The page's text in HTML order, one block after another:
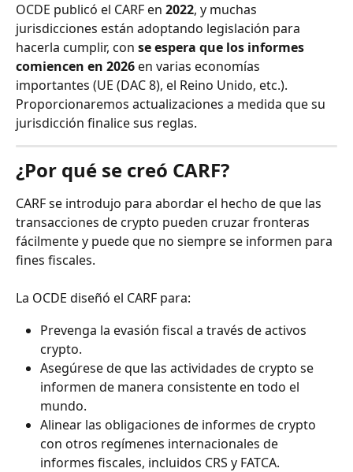
OCDE publicó el CARF en 2022, y muchas
jurisdicciones están adoptando legislación para
hacerla cumplir, con se espera que los informes
comiencen en 2026 en varias economías
importantes (UE (DAC 8), el Reino Unido, etc.).
Proporcionaremos actualizaciones a medida que su
jurisdicción finalice sus reglas.
¿Por qué se creó CARF?
CARF se introdujo para abordar el hecho de que las
transacciones de crypto pueden cruzar fronteras
fácilmente y puede que no siempre se informen para
fines fiscales.
La OCDE diseñó el CARF para:
Prevenga la evasión fiscal a través de activos
crypto.
Asegúrese de que las actividades de crypto se
informen de manera consistente en todo el
mundo.
Alinear las obligaciones de informes de crypto
con otros regímenes internacionales de
informes fiscales, incluidos CRS y FATCA.